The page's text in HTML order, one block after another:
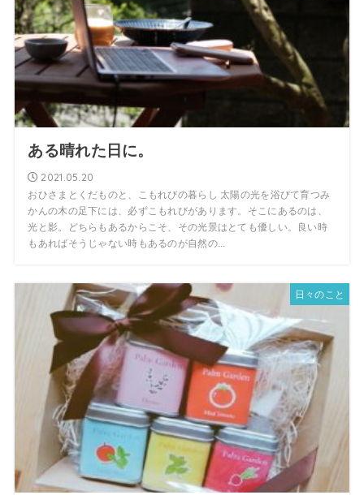
ある晴れた日に。
2021.05.20
おひさまとくだものと、こもれびの暮らし 太陽の光を浴びて育つみ
かんの木の足下には、必ずこもれびがあります。そこにあるのは、
光と影。どちらもあるからこそ、その光景はとても優しい。良い時
もあればそうじゃない時もあるのが自然の...
日々のこと